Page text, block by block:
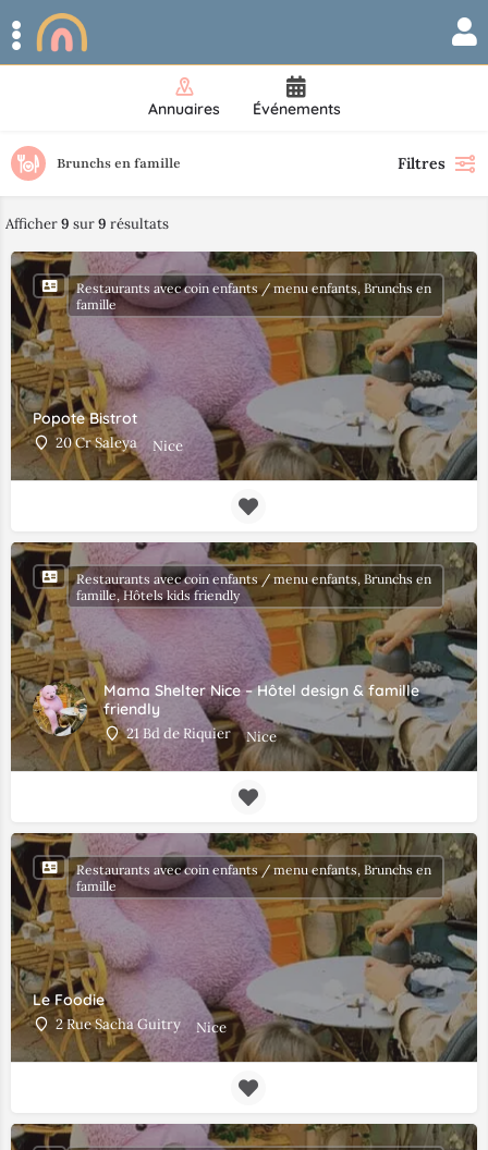
Annuaires Événements
Brunchs en famille Filtres
Afficher9 sur9 résultats
Popote Bistrot
20 Cr Saleya Nice
Restaurants avec coin enfants / menu enfants, Brunchs en
famille
Mama Shelter Nice – Hôtel design & famille
friendly
21 Bd de Riquier Nice
Restaurants avec coin enfants / menu enfants, Brunchs en
famille, Hôtels kids friendly
Le Foodie
2 Rue Sacha Guitry Nice
Restaurants avec coin enfants / menu enfants, Brunchs en
famille